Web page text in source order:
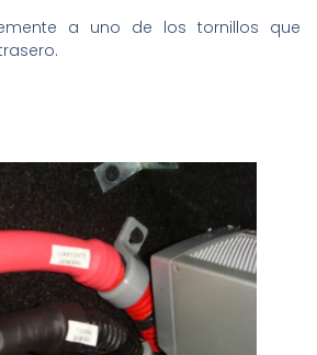
a uno de los tornillos que